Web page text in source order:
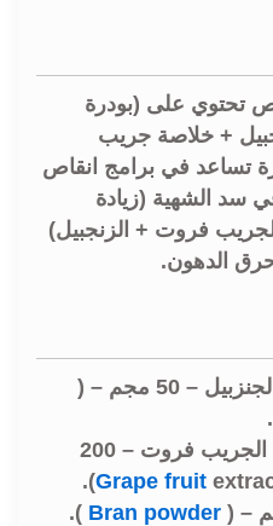
تحتوي على (بودرة
+ خلاصة جريب
تساعد في برامج انقاص
سد الشهية (زيادة
فروت + الزنجبيل)
الدهون.
– 50 مجم – (
بودرة خلاصة فاكهة الجريب فروت – 200
Grape fruit
).
Bran powder
).